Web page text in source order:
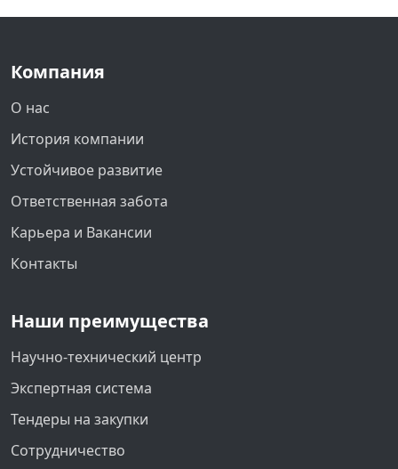
Компания
О нас
История компании
Устойчивое развитие
Ответственная забота
Карьера и Вакансии
Контакты
Наши преимущества
Научно-технический центр
Экспертная система
Тендеры на закупки
Сотрудничество